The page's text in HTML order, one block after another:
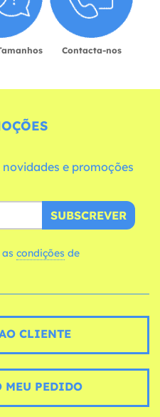
Contacta-nos
e promoções
SUBSCREVER
condições
CLIENTE
PEDIDO